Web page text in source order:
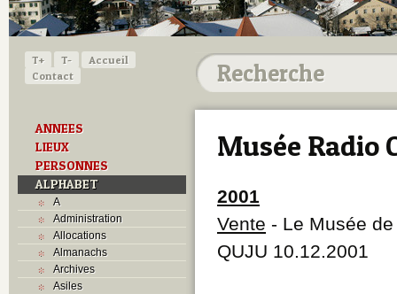
T+ T-
Accueil
Contact
ANNEES
LIEUX
PERSONNES
ALPHABET
A
Administration
Allocations
Almanachs
Archives
Asiles
Musée Radio
2001
Vente - Le Musée
QUJU 10.12.2001